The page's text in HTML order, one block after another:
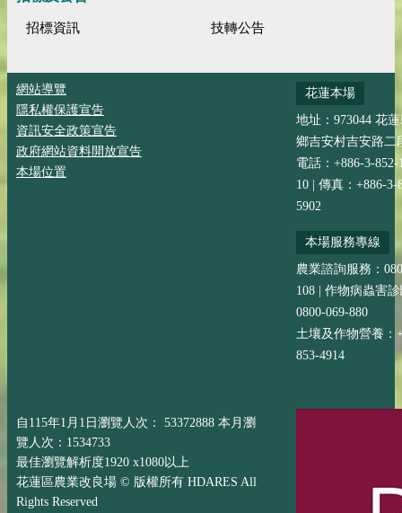
招標資訊 技轉公告
網站導覽
隱私權保護宣告
資訊安全政策宣告
政府網站資料開放宣告
本場位置
花蓮本場
地址：973044 花
鄉吉安村吉安路二
電話：+886-3-852-
10 | 傳真：+886-3-
5902
本場服務專線
農業諮詢服務：
108 | 作物病蟲害
0800-069-880
土壤及作物營養：
853-4914
自115年1月1日瀏覽人次： 53372888 本月瀏
覽人次：1534733
最佳瀏覽解析度1920 x1080以上
花蓮區農業改良場 © 版權所有 HDARES All
Rights Reserved